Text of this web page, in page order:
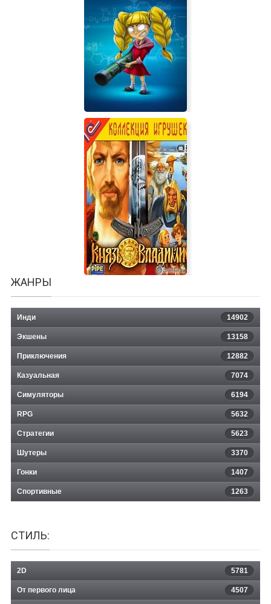
TouHou Nil Soul
Manipulated
Князь Владимир (игра)
ЖАНРЫ
Инди 14902
Экшены 13158
Приключения 12882
Казуальная 7074
Симуляторы 6194
RPG 5632
Стратегии 5623
Шутеры 3370
Гонки 1407
Спортивные 1263
СТИЛЬ:
2D 5781
От первого лица 4507